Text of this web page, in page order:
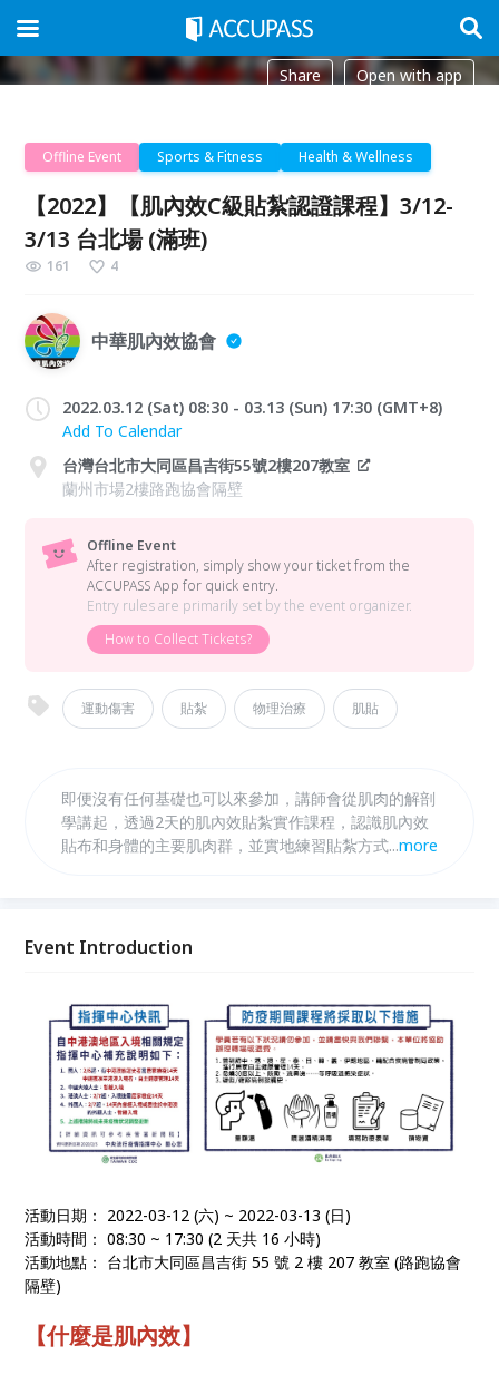
Share Open with app
Offline Event Sports & Fitness Health & Wellness
【2022】【肌內效C級貼紮認證課程】3/12-
3/13 台北場 (滿班)
161 4
中華肌內效協會
2022.03.12 (Sat) 08:30 - 03.13 (Sun) 17:30 (GMT+8)
Add To Calendar
台灣台北市大同區昌吉街55號2樓207教室
蘭州市場2樓路跑協會隔壁
Offline Event
After registration, simply show your ticket from the
ACCUPASS App for quick entry.
Entry rules are primarily set by the event organizer.
How to Collect Tickets?
運動傷害 貼紮 物理治療 肌貼
即便沒有任何基礎也可以來參加，講師會從肌肉的解剖
學講起，透過2天的肌內效貼紮實作課程，認識肌內效
貼布和身體的主要肌肉群，並實地練習貼紮方式及了解
...more
Event Introduction
活動日期： 2022-03-12 (六) ~ 2022-03-13 (日)
活動時間： 08:30 ~ 17:30 (2 天共 16 小時)
活動地點： 台北市大同區昌吉街 55 號 2 樓 207 教室 (路跑協會
隔壁)
【什麼是肌內效】